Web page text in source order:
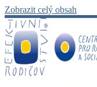
Zobrazit celý obsah